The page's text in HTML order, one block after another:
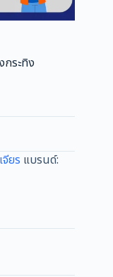
กระทิง
ยร แบรนด์: